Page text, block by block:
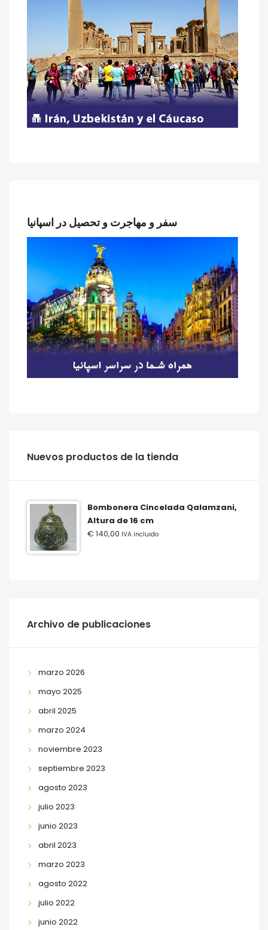
سفر و مهاجرت و تحصیل در اسپانیا
‫‪Nuevos‬‬ ‫‪productos‬‬ ‫‪de‬‬ ‫‪la‬‬ ‫‪tienda‬‬
Bombonera Cincelada Qalamzani,
Altura de 16 cm
€ 140,00 IVA incluido
Archivo de publicaciones
marzo 2026
mayo 2025
abril 2025
marzo 2024
noviembre 2023
septiembre 2023
agosto 2023
julio 2023
junio 2023
abril 2023
marzo 2023
agosto 2022
julio 2022
junio 2022